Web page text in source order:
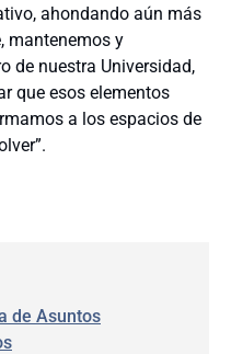
ahondando aún más
mantenemos y
de nuestra Universidad,
que esos elementos
a los espacios de
de Asuntos